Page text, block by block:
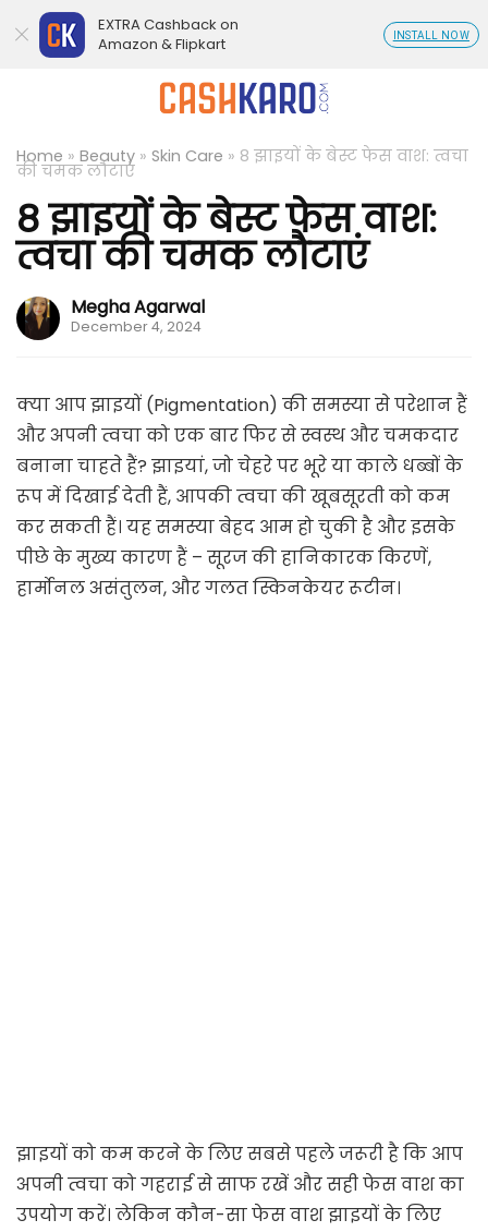
Home » Beauty » Skin Care » 8 झाइयों के बेस्ट फेस वाश: त्वचा
की चमक लौटाएं
8 झाइयों के बेस्ट फेस वाश:
त्वचा की चमक लौटाएं
Megha Agarwal
December 4, 2024
क्या आप झाइयों (Pigmentation) की समस्या से परेशान हैं
और अपनी त्वचा को एक बार फिर से स्वस्थ और चमकदार
बनाना चाहते हैं? झाइयां, जो चेहरे पर भूरे या काले धब्बों के
रूप में दिखाई देती हैं, आपकी त्वचा की खूबसूरती को कम
कर सकती हैं। यह समस्या बेहद आम हो चुकी है और इसके
पीछे के मुख्य कारण हैं – सूरज की हानिकारक किरणें,
हार्मोनल असंतुलन, और गलत स्किनकेयर रूटीन।
झाइयों को कम करने के लिए सबसे पहले जरूरी है कि आप
अपनी त्वचा को गहराई से साफ रखें और सही फेस वाश का
उपयोग करें। लेकिन कौन-सा फेस वाश झाइयों के लिए
EXTRA Cashback on
Amazon & Flipkart
INSTALL NOW